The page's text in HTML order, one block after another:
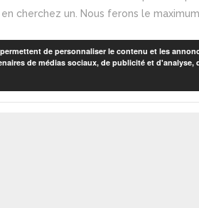
de personnaliser le contenu et les
de médias sociaux, de publicité et